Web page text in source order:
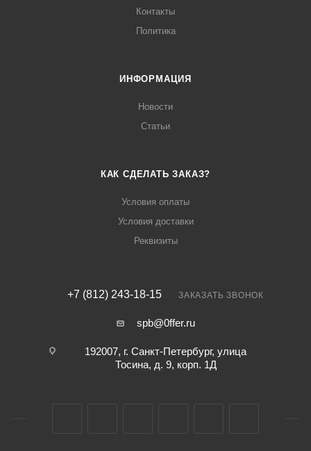
Контакты
Политика
ИНФОРМАЦИЯ
Новости
Статьи
КАК СДЕЛАТЬ ЗАКАЗ?
Условия оплаты
Условия доставки
Реквизиты
+7 (812) 243-18-15 ЗАКАЗАТЬ ЗВОНОК
spb@0ffer.ru
192007, г. Санкт-Петербург, улица
Тосина, д. 9, корп. 1Д